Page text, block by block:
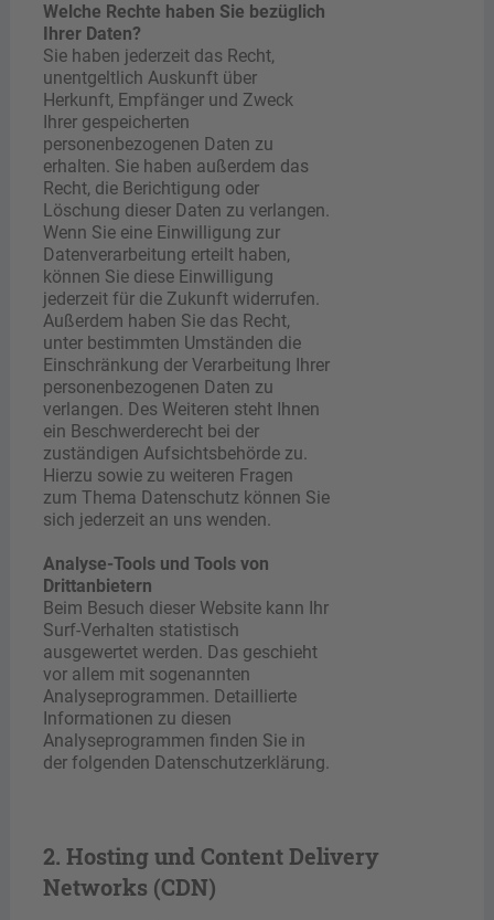
Welche Rechte haben Sie bezüglich
Ihrer Daten?
Sie haben jederzeit das Recht,
unentgeltlich Auskunft über
Herkunft, Empfänger und Zweck
Ihrer gespeicherten
personenbezogenen Daten zu
erhalten. Sie haben außerdem das
Recht, die Berichtigung oder
Löschung dieser Daten zu verlangen.
Wenn Sie eine Einwilligung zur
Datenverarbeitung erteilt haben,
können Sie diese Einwilligung
jederzeit für die Zukunft widerrufen.
Außerdem haben Sie das Recht,
unter bestimmten Umständen die
Einschränkung der Verarbeitung Ihrer
personenbezogenen Daten zu
verlangen. Des Weiteren steht Ihnen
ein Beschwerderecht bei der
zuständigen Aufsichtsbehörde zu.
Hierzu sowie zu weiteren Fragen
zum Thema Datenschutz können Sie
sich jederzeit an uns wenden.
Analyse-Tools und Tools von
Drittanbietern
Beim Besuch dieser Website kann Ihr
Surf-Verhalten statistisch
ausgewertet werden. Das geschieht
vor allem mit sogenannten
Analyseprogrammen. Detaillierte
Informationen zu diesen
Analyseprogrammen finden Sie in
der folgenden Datenschutzerklärung.
2. Hosting und Content Delivery
Networks (CDN)